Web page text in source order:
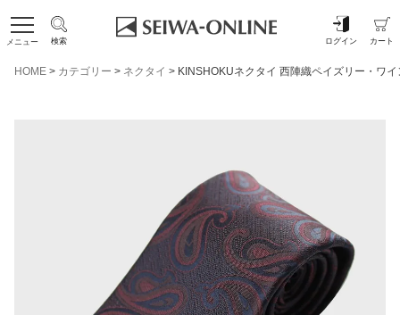
メニュー 検索 ログイン カート
HOME カテゴリー ネクタイ KINSHOKUネクタイ 西陣織ペイズリー・ワイ